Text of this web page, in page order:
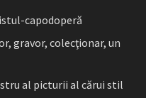
capodoperă
gravor, colecţionar, un
al picturii al cărui stil